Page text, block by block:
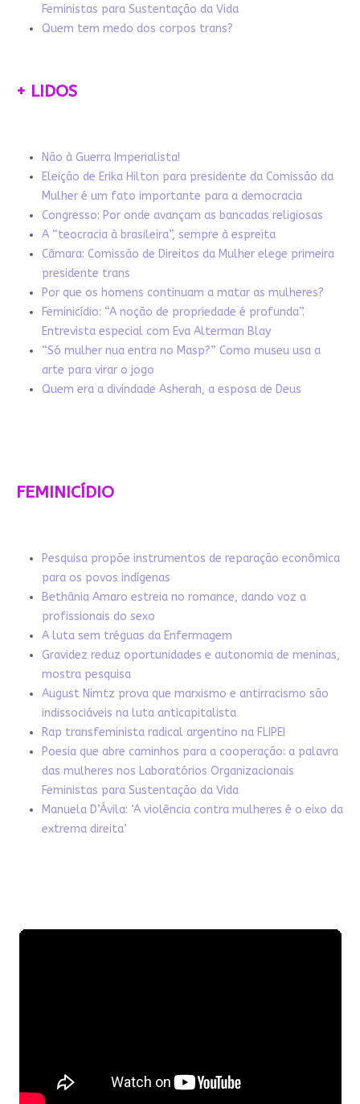
Feministas para Sustentação da Vida
Quem tem medo dos corpos trans?
+ LIDOS
Não à Guerra Imperialista!
Eleição de Erika Hilton para presidente da Comissão da
Mulher é um fato importante para a democracia
Congresso: Por onde avançam as bancadas religiosas
A “teocracia à brasileira”, sempre à espreita
Câmara: Comissão de Direitos da Mulher elege primeira
presidente trans
Por que os homens continuam a matar as mulheres?
Feminicídio: “A noção de propriedade é profunda”.
Entrevista especial com Eva Alterman Blay
“Só mulher nua entra no Masp?” Como museu usa a
arte para virar o jogo
Quem era a divindade Asherah, a esposa de Deus
FEMINICÍDIO
Pesquisa propõe instrumentos de reparação econômica
para os povos indígenas
Bethânia Amaro estreia no romance, dando voz a
profissionais do sexo
A luta sem tréguas da Enfermagem
Gravidez reduz oportunidades e autonomia de meninas,
mostra pesquisa
August Nimtz prova que marxismo e antirracismo são
indissociáveis na luta anticapitalista
Rap transfeminista radical argentino na FLIPEI
Poesia que abre caminhos para a cooperação: a palavra
das mulheres nos Laboratórios Organizacionais
Feministas para Sustentação da Vida
Manuela D’Ávila: ‘A violência contra mulheres é o eixo da
extrema direita’